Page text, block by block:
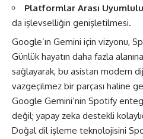
Platformlar Arası
da işlevselliğin genişletilmesi.
Google’ın Gemini için vizyonu,
Günlük hayatın daha fazla
sağlayarak, bu asistan modern
vazgeçilmez bir parçası haline
Google Gemini’nin Spotify
değil; yapay zeka destekli
Doğal dil işleme teknolojisini